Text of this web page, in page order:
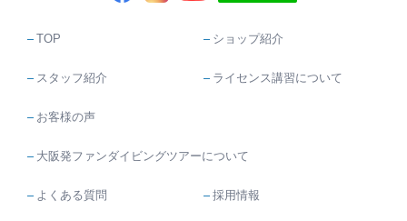
TOP ショップ紹介
スタッフ紹介 ライセンス講習について
お客様の声
大阪発ファンダイビングツアーについて
よくある質問 採用情報